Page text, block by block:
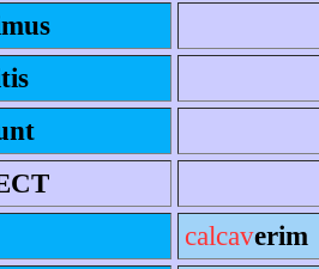
calcaverim